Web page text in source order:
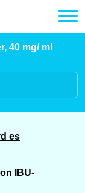
40 mg/ ml
es
IBU-